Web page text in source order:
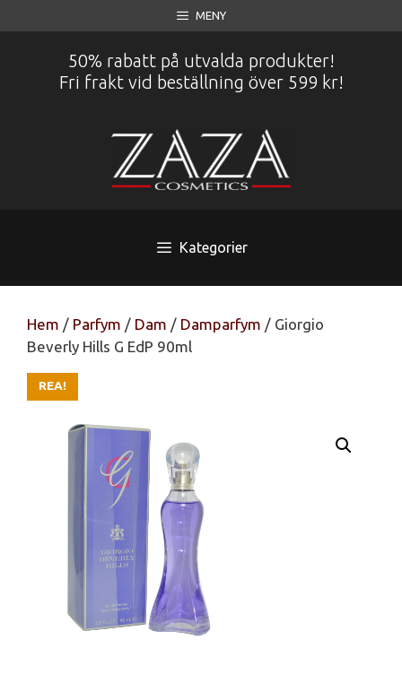
till
MENY
50% rabatt på utvalda produkter!
Fri frakt vid beställning över 599 kr!
Kategorier
Hem / Parfym / Dam / Damparfym / Giorgio
Beverly Hills G EdP 90ml
REA!